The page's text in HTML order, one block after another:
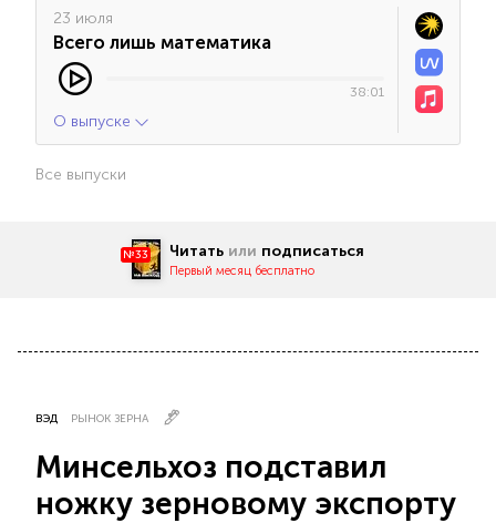
23 июля
Всего лишь математика
38:01
О выпуске
Все выпуски
№33 Читать или подписаться
Первый месяц бесплатно
ВЭД РЫНОК ЗЕРНА
Минсельхоз подставил
ножку зерновому экспорту